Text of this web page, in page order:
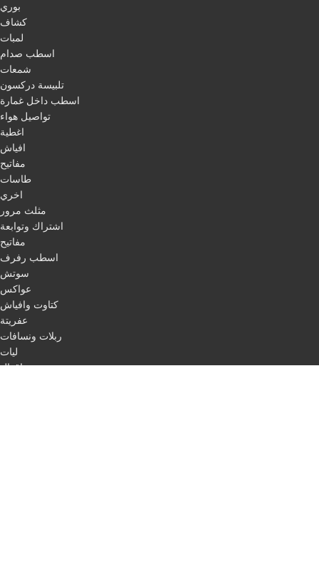
بوري
كشاف
لمبات
اسطب صدام
شمعات
تلبيسة دركسون
اسطب داخل غمارة
تواصيل هواء
اغطية
افياش
مفاتيح
طاسات
اخري
مثلث مرور
اشتراك وتوابعة
مفاتيح
اسطب رفرف
سوتش
عواكس
كتاوت وافياش
عفريتة
ربلات ونسافات
ليات
اقفال